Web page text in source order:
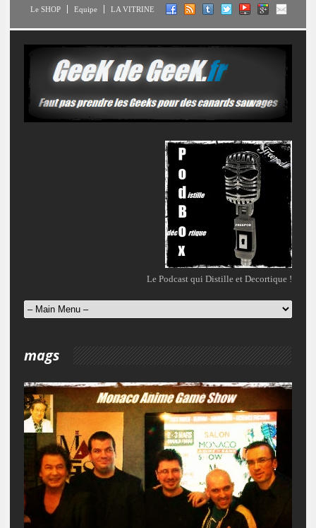
Le SHOP Equipe LA VITRINE
Le Podcast qui Distille et Decortique !
mags